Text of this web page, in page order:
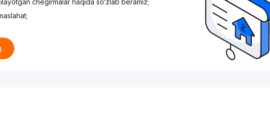
chegirmalar haqida so‘zlab beramiz;